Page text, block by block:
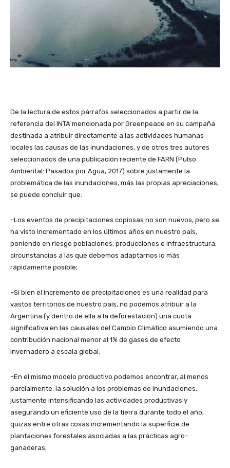
De la lectura de estos párrafos seleccionados a partir de la
referencia del INTA mencionada por Greenpeace en su campaña
destinada a atribuir directamente a las actividades humanas
locales las causas de las inundaciones, y de otros tres autores
seleccionados de una publicación reciente de FARN (Pulso
Ambiental: Pasados por Agua, 2017) sobre justamente la
problemática de las inundaciones, más las propias apreciaciones,
se puede concluir que:
–Los eventos de precipitaciones copiosas no son nuevos, pero se
ha visto incrementado en los últimos años en nuestro país,
poniendo en riesgo poblaciones, producciones e infraestructura,
circunstancias a las que debemos adaptarnos lo más
rápidamente posible;
–Si bien el incremento de precipitaciones es una realidad para
vastos territorios de nuestro país, no podemos atribuir a la
Argentina (y dentro de ella a la deforestación) una cuota
significativa en las causales del Cambio Climático asumiendo una
contribución nacional menor al 1% de gases de efecto
invernadero a escala global;
–En el mismo modelo productivo podemos encontrar, al menos
parcialmente, la solución a los problemas de inundaciones,
justamente intensificando las actividades productivas y
asegurando un eficiente uso de la tierra durante todo el año,
quizás entre otras cosas incrementando la superficie de
plantaciones forestales asociadas a las prácticas agro-
ganaderas;